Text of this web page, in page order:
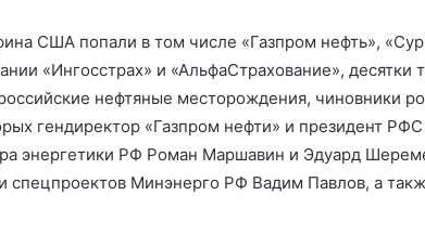
США попали в том числе «Газпром нефть»,
«Ингосстрах» и «АльфаСтрахование», десятки
нефтяные месторождения, чиновники
гендиректор «Газпром нефти» и президент
энергетики РФ Роман Маршавин и Эдуард
спецпроектов Минэнерго РФ Вадим Павлов, а